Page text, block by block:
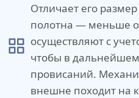
Отличает его
полотна — меньше
осуществляют с
чтобы в
провисаний.
внешне походит на